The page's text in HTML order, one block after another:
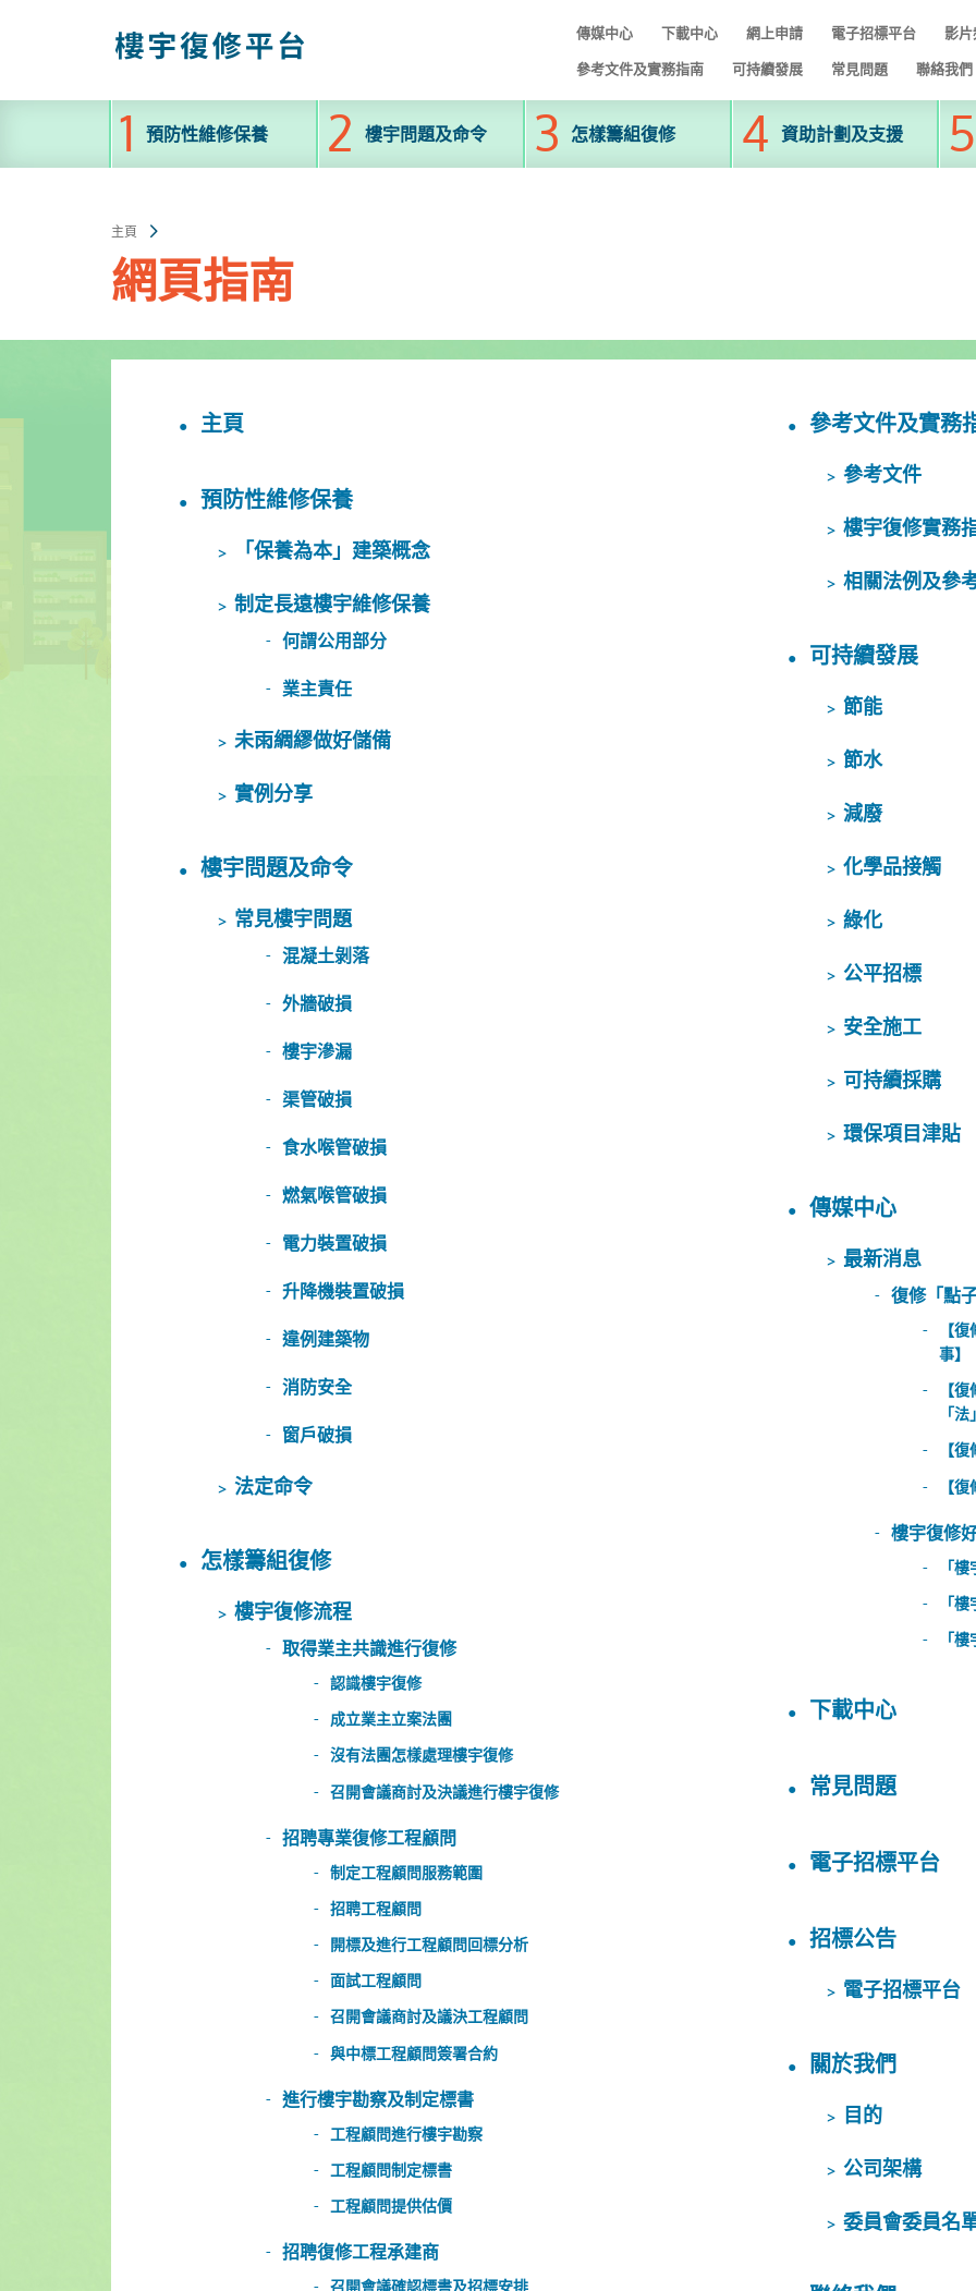
容
傳媒中心 下載中心 網上申請 電子招標平台
影片
參考文件及實務指南
可持續發展 常見問題 聯絡我們
預防性維修保養 樓宇問題及命令 怎樣籌組復修 資助計劃及支援
主頁
網頁指南
主頁
預防性維修保養
「保養為本」建築概念
制定長遠樓宇維修保養
何謂公用部分
業主責任
未雨綢繆做好儲備
實例分享
樓宇問題及命令
常見樓宇問題
混凝土剝落
外牆破損
樓宇滲漏
渠管破損
食水喉管破損
燃氣喉管破損
電力裝置破損
升降機裝置破損
違例建築物
消防安全
窗戶破損
法定命令
怎樣籌組復修
樓宇復修流程
取得業主共識進行復修
認識樓宇復修
成立業主立案法團
沒有法團怎樣處理樓宇復修
召開會議商討及決議進行樓宇復修
招聘專業復修工程顧問
制定工程顧問服務範圍
招聘工程顧問
開標及進行工程顧問回標分析
面試工程顧問
召開會議商討及議決工程顧問
與中標工程顧問簽署合約
進行樓宇勘察及制定標書
工程顧問進行樓宇勘察
工程顧問制定標書
工程顧問提供估價
招聘復修工程承建商
參考文件及實務
參考文件
樓宇復修實務
相關法例及參
可持續發展
節能
節水
減廢
化學品接觸
綠化
公平招標
安全施工
可持續採購
環保項目津貼
傳媒中心
最新消息
復修「點
【
事】
【
「
【
【
樓宇復修
「
「
「
下載中心
常見問題
電子招標平台
招標公告
電子招標平台
關於我們
目的
公司架構
委員會委員名